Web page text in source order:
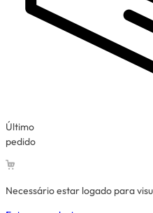
Último
pedido
Necessário estar logado para